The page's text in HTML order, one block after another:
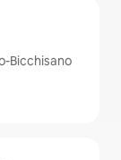
Bicchisano